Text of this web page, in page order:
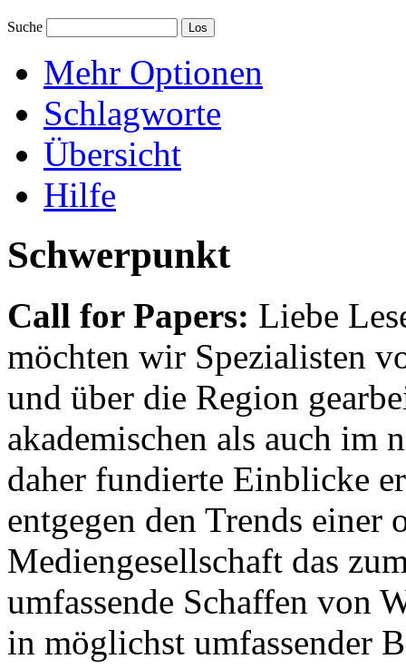
Suche
Mehr Optionen
Schlagworte
Übersicht
Hilfe
Schwerpunkt
Call for Papers: Liebe
möchten wir Spezialisten
und über die Region
akademischen als auch im
daher fundierte Einblicke
entgegen den Trends einer
Mediengesellschaft das
umfassende Schaffen von
in möglichst umfassender